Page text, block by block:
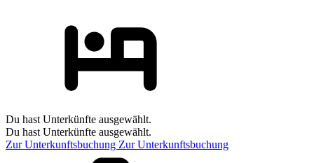
Du hast Unterkünfte ausgewählt.
Du hast Unterkünfte ausgewählt.
Zur Unterkunftsbuchung Zur Unterkunftsbuchung